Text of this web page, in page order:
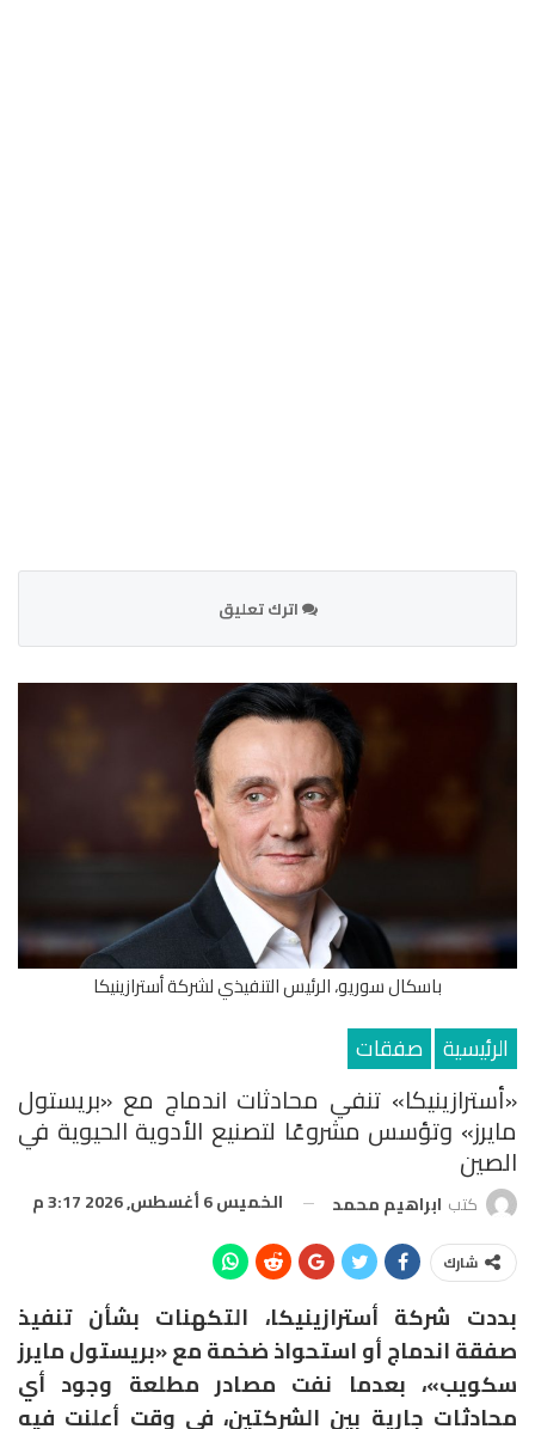
اترك تعليق
باسكال سوريو، الرئيس التنفيذي لشركة أسترازينيكا
الرئيسية صفقات
«أسترازينيكا» تنفي محادثات اندماج مع «بريستول
مايرز» وتؤسس مشروعًا لتصنيع الأدوية الحيوية في
الصين
كتب ابراهيم محمد الخميس 6 أغسطس, 2026 3:17 م
شارك
بددت شركة أسترازينيكا، التكهنات بشأن تنفيذ
صفقة اندماج أو استحواذ ضخمة مع «بريستول مايرز
سكويب»، بعدما نفت مصادر مطلعة وجود أي
محادثات جارية بين الشركتين، في وقت أعلنت فيه